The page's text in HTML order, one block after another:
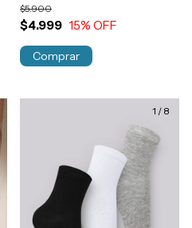
$4.999
$5.900
15% OFF
Comprar
1 / 8